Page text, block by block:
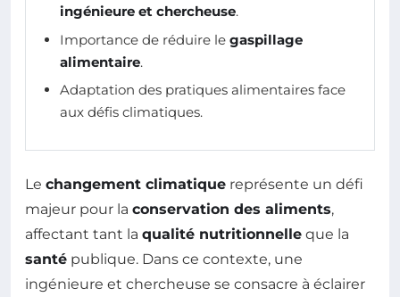
ingénieure et chercheuse.
Importance de réduire le gaspillage
alimentaire.
Adaptation des pratiques alimentaires face
aux défis climatiques.
Le changement climatique représente un défi
majeur pour la conservation des aliments,
affectant tant la qualité nutritionnelle que la
santé publique. Dans ce contexte, une
ingénieure et chercheuse se consacre à éclairer